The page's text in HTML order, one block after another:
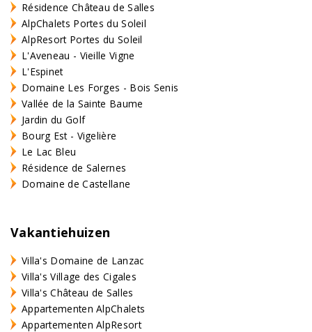
Résidence Château de Salles
AlpChalets Portes du Soleil
AlpResort Portes du Soleil
L'Aveneau - Vieille Vigne
L'Espinet
Domaine Les Forges - Bois Senis
Vallée de la Sainte Baume
Jardin du Golf
Bourg Est - Vigelière
Le Lac Bleu
Résidence de Salernes
Domaine de Castellane
Vakantiehuizen
Villa's Domaine de Lanzac
Villa's Village des Cigales
Villa's Château de Salles
Appartementen AlpChalets
Appartementen AlpResort